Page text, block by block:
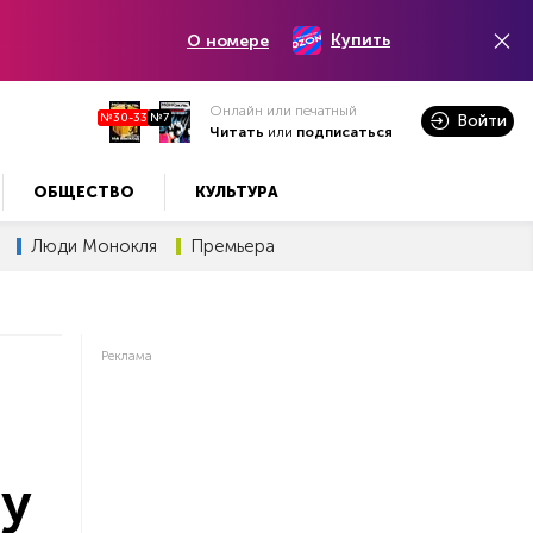
О номере Купить
№30-33 №7
Онлайн или печатный
Читать или подписаться
Войти
ОБЩЕСТВО КУЛЬТУРА
Люди Монокля Премьера
Реклама